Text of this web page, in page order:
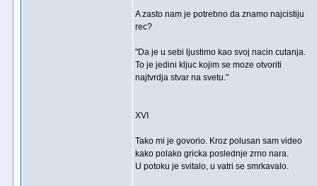
A zasto nam je potrebno da znamo najcistiju
rec?
"Da je u sebi ljustimo kao svoj nacin cutanja.
To je jedini kljuc kojim se moze otvoriti
najtvrdja stvar na svetu."
XVI
Tako mi je govorio. Kroz polusan sam video
kako polako gricka poslednje zrno nara.
U potoku je svitalo, u vatri se smrkavalo.